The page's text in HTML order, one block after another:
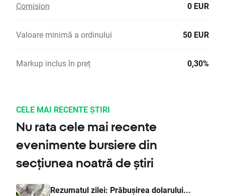
Comision 0 EUR
Valoare minimă a ordinului 50 EUR
Markup inclus în preț 0,30%
CELE MAI RECENTE ȘTIRI
Nu rata cele mai recente
evenimente bursiere din
secțiunea noatră de știri
Rezumatul zilei: Prăbușirea dolarului...